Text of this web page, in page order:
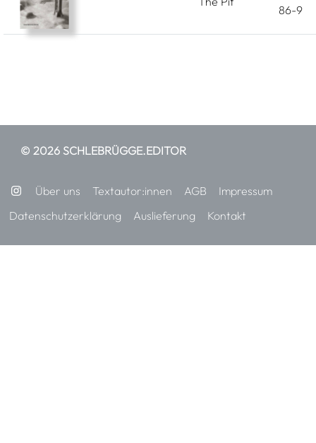
86-9
© 2026 SCHLEBRÜGGE.EDITOR
Über uns Textautor:innen AGB
Impressum
Datenschutzerklärung
Auslieferung Kontakt